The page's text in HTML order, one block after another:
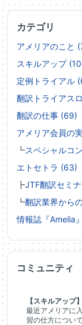
カテゴリ
アメリアのこと
スキルアップ
定例トライアル
翻訳トライアス
翻訳の仕事 (69)
アメリア会員の
┗スペシャルコ
エトセトラ (63)
┣JTF翻訳セミ
┗翻訳業界から
情報誌『Amelia
コミュニティ
【スキルアップ】
最近アメリアに
習の仕方につい